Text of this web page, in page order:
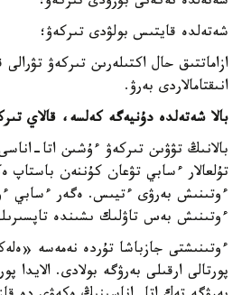
شەتەلدە قايتىس بولۋدى تىركەۋ؛
ازاماتتىق حال اكتىلەرىن تىركەۋ تۋرالى
انىقتامالاردى بەرۋ.
بالا شەتەلدە دۇنيەگە كەلسە، قالاي
بالانىڭ تۋۋىن تىركەۋ ءۇشىن اتا-
تۇلعالار ءسابي تۋعان كۇننەن
ءوتىنىش بەرۋى ءتيىس. ەگەر ءسابي
ءوتىنىش بەس تاۋلىك ىشىندە
ءوتىنىشتى جازباشا تۇردە نەمەسە
پورتالى ارقىلى بەرۋگە بولادى. الايدا